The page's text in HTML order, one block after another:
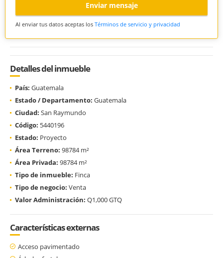
Enviar mensaje
Al enviar tus datos aceptas los Términos de servicio y privacidad
Detalles del inmueble
País: Guatemala
Estado / Departamento: Guatemala
Ciudad: San Raymundo
Código: 5440196
Estado: Proyecto
Área Terreno: 98784 m²
Área Privada: 98784 m²
Tipo de inmueble: Finca
Tipo de negocio: Venta
Valor Administración: Q1,000 GTQ
Características externas
Acceso pavimentado